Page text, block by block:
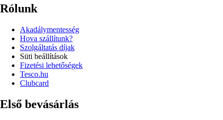
Rólunk
Akadálymentesség
Hova szállítunk?
Szolgáltatás díjak
Süti beállítások
Fizetési lehetőségek
Tesco.hu
Clubcard
Első bevásárlás